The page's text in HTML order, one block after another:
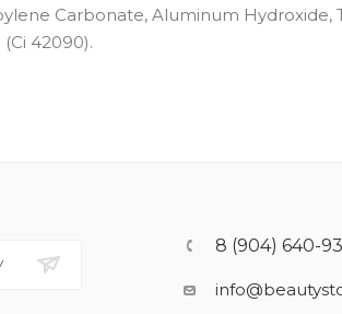
Carbonate, Aluminum Hydroxide,
(Ci 42090).
8 (904) 640-